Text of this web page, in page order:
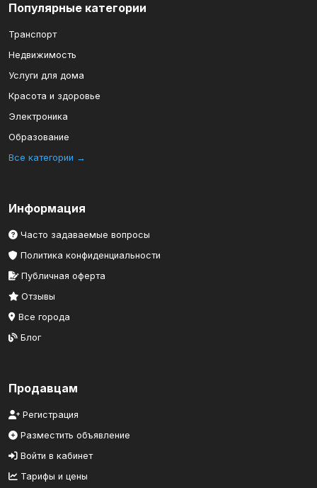
Популярные категории
Транспорт
Недвижимость
Услуги для дома
Красота и здоровье
Электроника
Образование
Все категории →
Информация
Часто задаваемые вопросы
Политика конфиденциальности
Публичная оферта
Отзывы
Все города
Блог
Продавцам
Регистрация
Разместить объявление
Войти в кабинет
Тарифы и цены